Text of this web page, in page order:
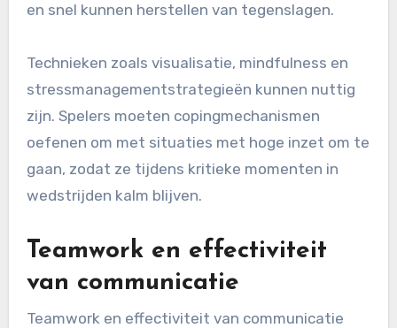
en snel kunnen herstellen van tegenslagen.
Technieken zoals visualisatie, mindfulness en
stressmanagementstrategieën kunnen nuttig
zijn. Spelers moeten copingmechanismen
oefenen om met situaties met hoge inzet om te
gaan, zodat ze tijdens kritieke momenten in
wedstrijden kalm blijven.
Teamwork en effectiviteit
van communicatie
Teamwork en effectiviteit van communicatie